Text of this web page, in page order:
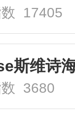
17405
3680